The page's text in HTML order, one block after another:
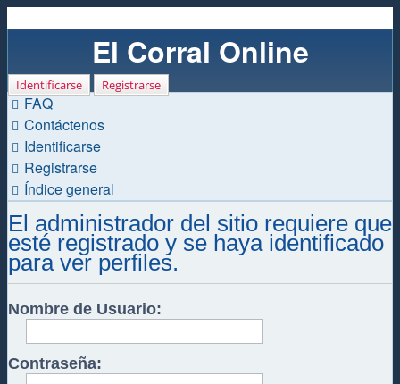
El Corral Online
Identificarse Registrarse
FAQ
Contáctenos
Identificarse
Registrarse
Índice general
El administrador del sitio requiere que
esté registrado y se haya identificado
para ver perfiles.
Nombre de Usuario:
Contraseña: